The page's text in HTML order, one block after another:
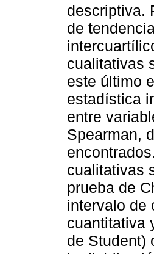
descriptiva.
de
cualitativas
este último
estadística
entre
Spearman,
cualitativas
prueba de
intervalo de
cuantitativa
de Student)